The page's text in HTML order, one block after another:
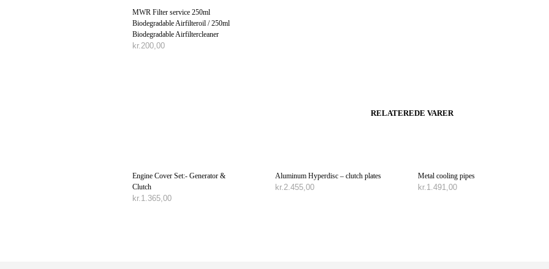
MWR Filter service 250ml
Biodegradable Airfilteroil / 250ml
Biodegradable Airfiltercleaner
kr.200,00
RELATEREDE VARER
Engine Cover Set:- Generator &
Clutch
kr.1.365,00
Aluminum Hyperdisc – clutch plates
kr.2.455,00
Metal cooling pipes
kr.1.491,00